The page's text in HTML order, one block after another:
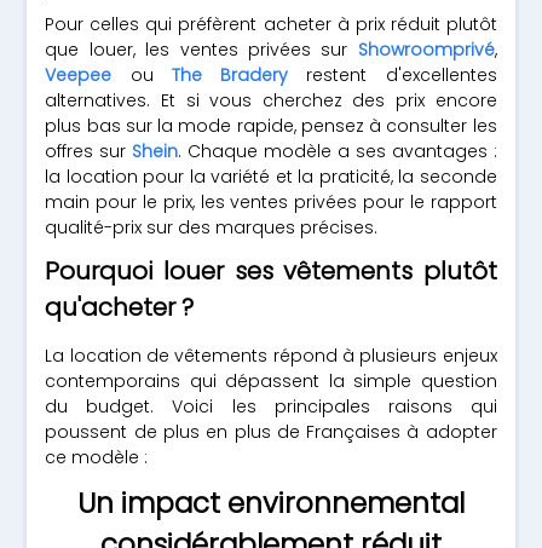
Pour celles qui préfèrent acheter à prix réduit plutôt
que louer, les ventes privées sur Showroomprivé,
Veepee ou The Bradery restent d'excellentes
alternatives. Et si vous cherchez des prix encore
plus bas sur la mode rapide, pensez à consulter les
offres sur Shein. Chaque modèle a ses avantages :
la location pour la variété et la praticité, la seconde
main pour le prix, les ventes privées pour le rapport
qualité-prix sur des marques précises.
Pourquoi louer ses vêtements plutôt
qu'acheter ?
La location de vêtements répond à plusieurs enjeux
contemporains qui dépassent la simple question
du budget. Voici les principales raisons qui
poussent de plus en plus de Françaises à adopter
ce modèle :
Un impact environnemental